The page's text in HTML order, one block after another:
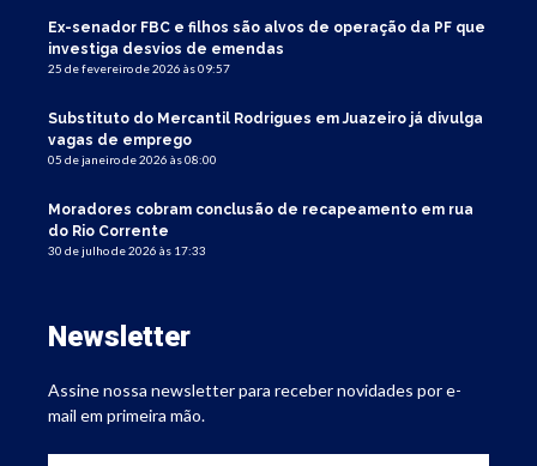
Ex-senador FBC e filhos são alvos de operação da PF que
investiga desvios de emendas
25 de fevereiro de 2026 às 09:57
Substituto do Mercantil Rodrigues em Juazeiro já divulga
vagas de emprego
05 de janeiro de 2026 às 08:00
Moradores cobram conclusão de recapeamento em rua
do Rio Corrente
30 de julho de 2026 às 17:33
Newsletter
Assine nossa newsletter para receber novidades por e-
mail em primeira mão.